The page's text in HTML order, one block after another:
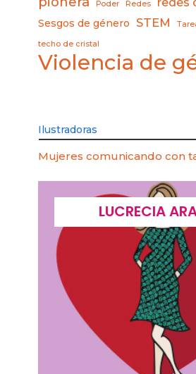
Poder Redes
Sesgos de género STEM
techo de cristal
Violencia de
Ilustradoras
Mujeres comunicando con
LUCRECIA